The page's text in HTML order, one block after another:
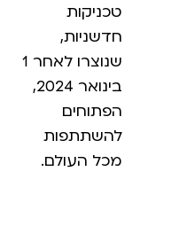
טכניקות
חדשניות,
שנוצרו לאחר 1
בינואר 2024,
הפתוחים
להשתתפות
מכל העולם.